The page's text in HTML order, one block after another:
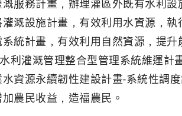
服務計畫，辦理灌區外既有水利
溉設施計畫，有效利用水資源，執
統計畫，有效利用自然資源，提升
利灌溉管理整合型管理系統維運計
資源永續韌性建設計畫-系統性調
農民收益，造福農民。